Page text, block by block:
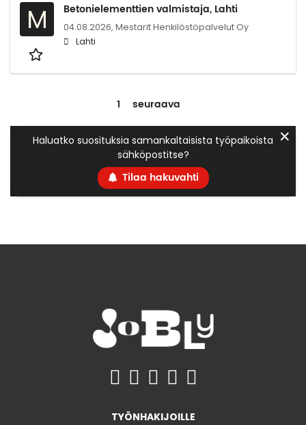
M Betonielementtien valmistaja, Lahti
04.08.2026, Mestarit Henkilöstöpalvelut Oy
Lahti
1 seuraava
Haluatko suosituksia samankaltaisista työpaikoista
sähköpostitse?
Tilaa hakuvahti
✕
TYÖNHAKIJOILLE